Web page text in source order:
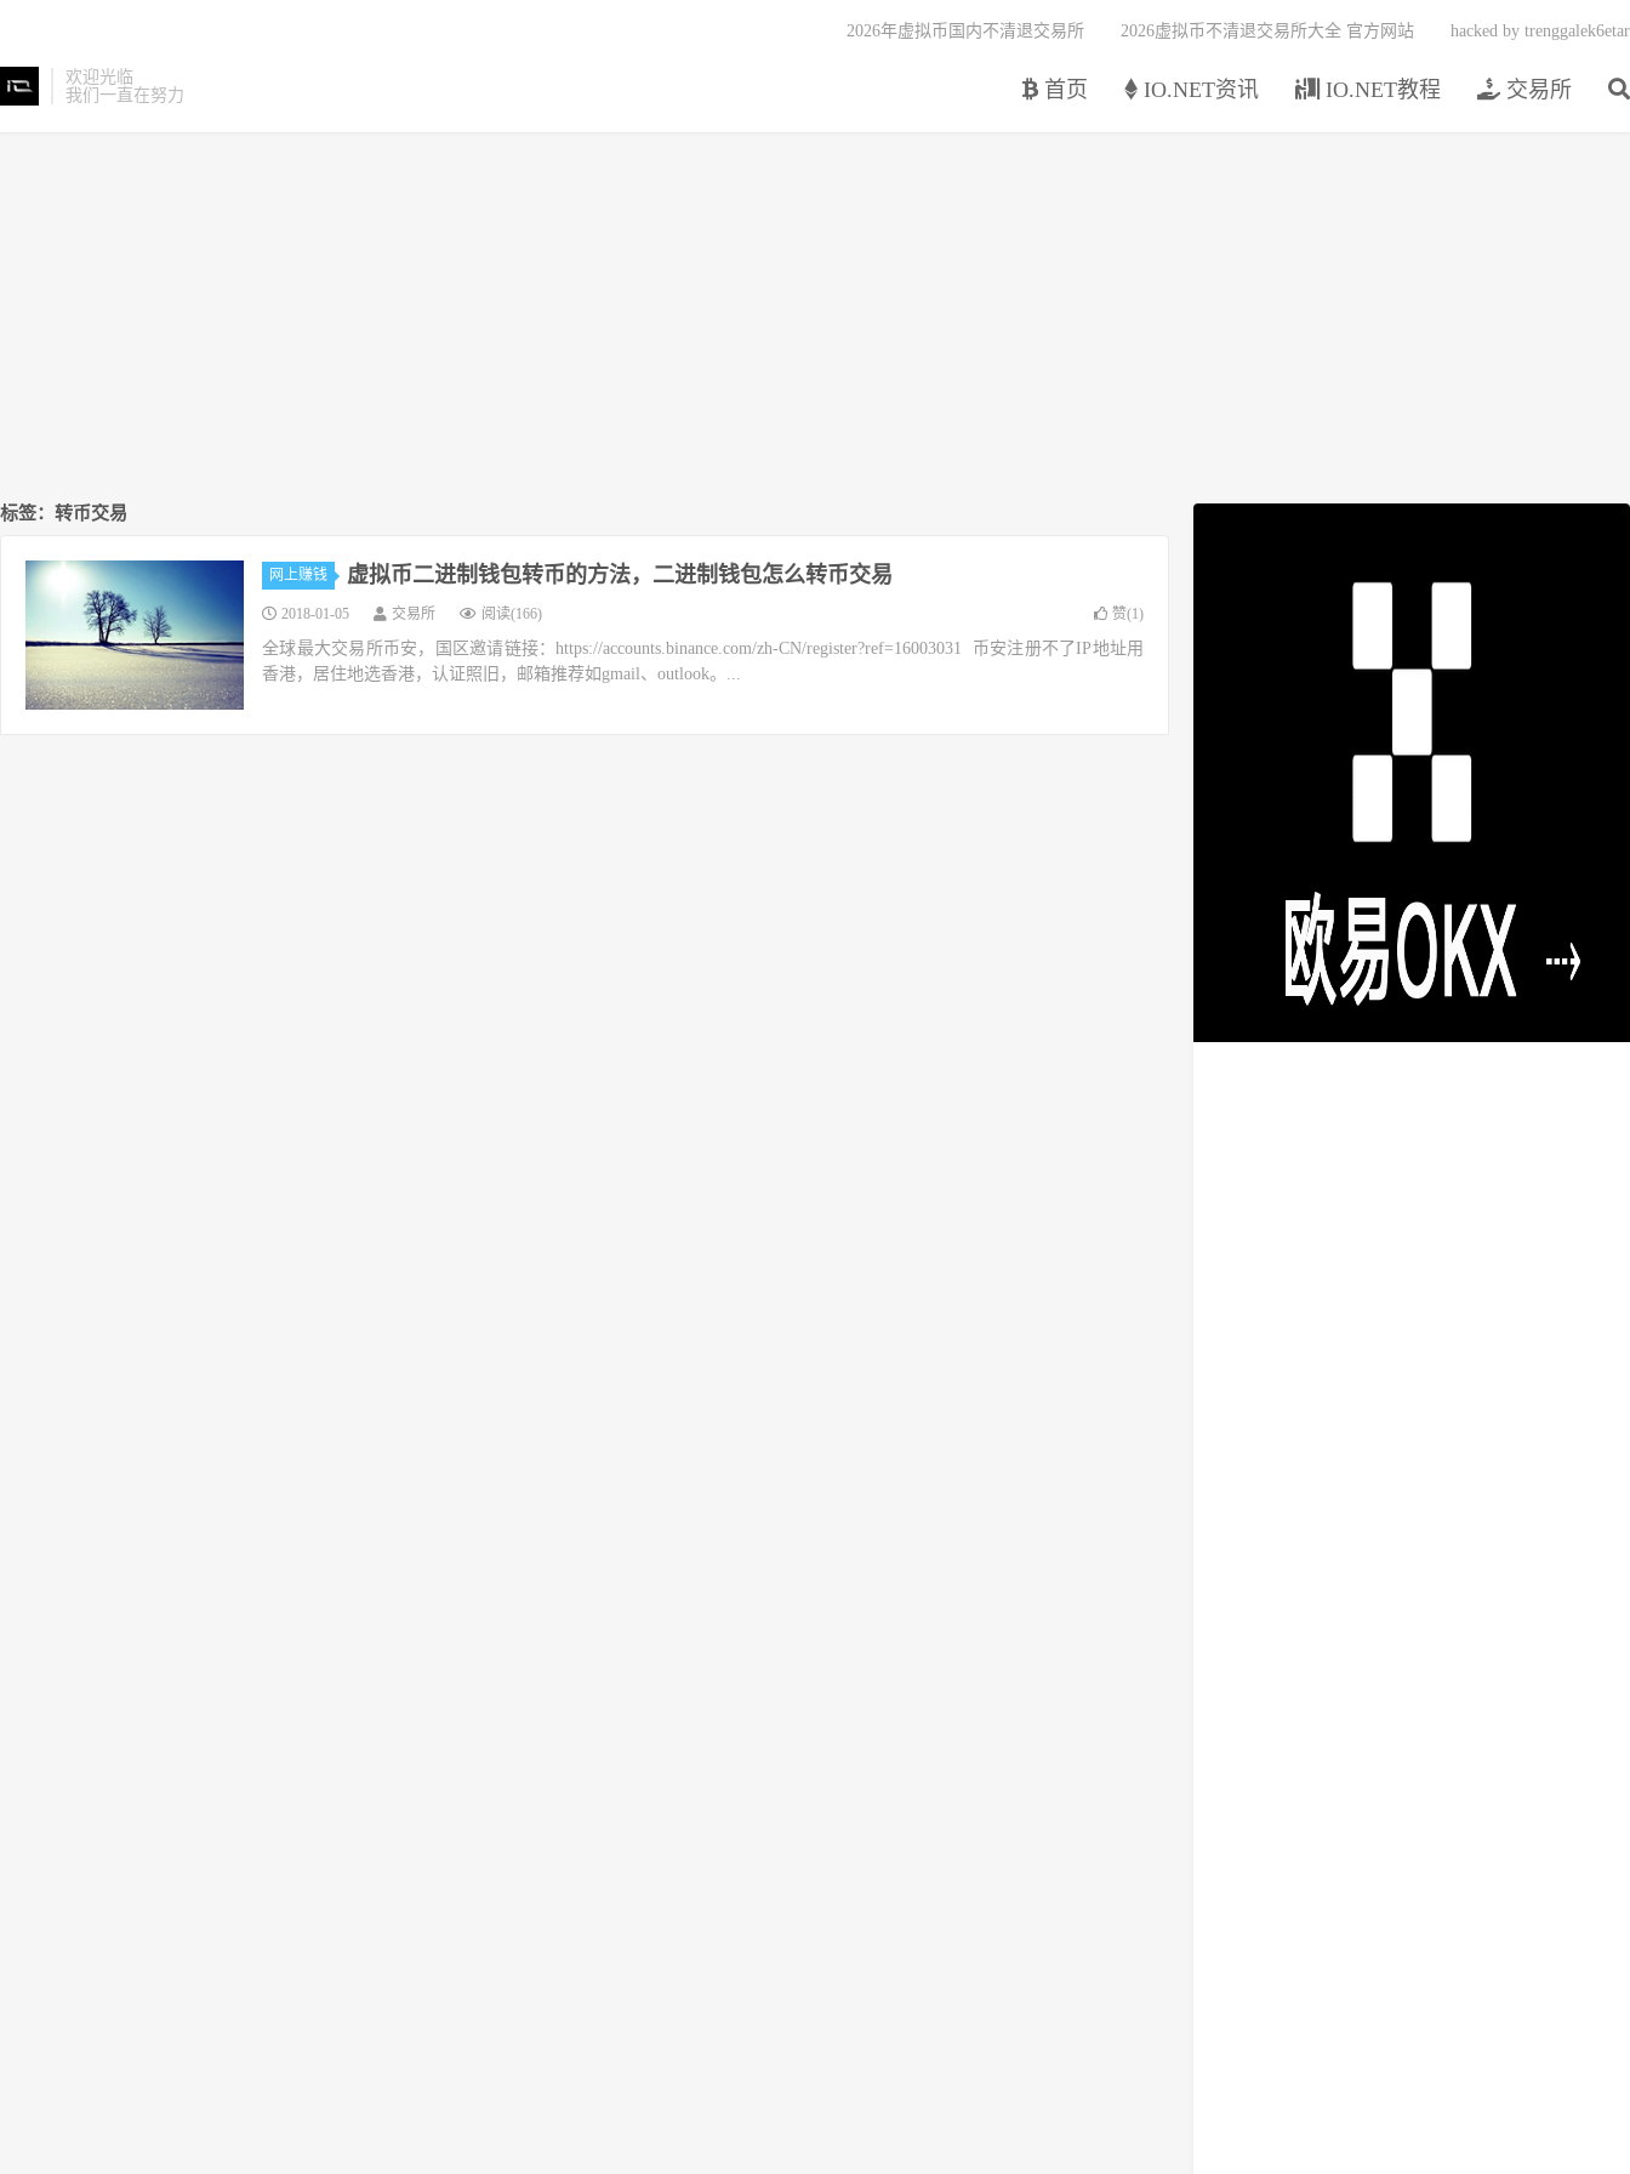
欢迎光临
我们一直在努力
首页 IO.NET资讯 IO.NET教程 交易所
2026年虚拟币国内不清退交易所 2026虚拟币不清退交易所大全 官方网站 hacked by trenggalek6etar
标签：转币交易
网上赚钱 虚拟币二进制钱包转币的方法，二进制钱包怎么转币交易
2018-01-05 交易所 阅读(166) 赞(1)
全球最大交易所币安，国区邀请链接：https://accounts.binance.com/zh-CN/register?ref=16003031 币安注册不了IP地址用
香港，居住地选香港，认证照旧，邮箱推荐如gmail、outlook。...